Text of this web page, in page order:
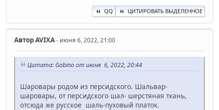
QQ ЦИТИРОВАТЬ ВЫДЕЛЕННОЕ
АвторAVIXA- июня 6, 2022, 21:00
Цитата: Gobino от июня 6, 2022, 20:44
Шаровары родом из персидского. Шальвар-
шаровары, от персидского шал- шерстяная ткань,
отсюда же русское шаль-пуховый платок.